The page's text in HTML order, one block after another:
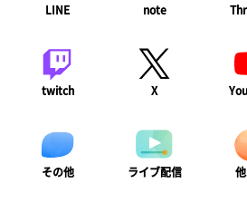
LINE note
twitch X
その他 ライブ配信